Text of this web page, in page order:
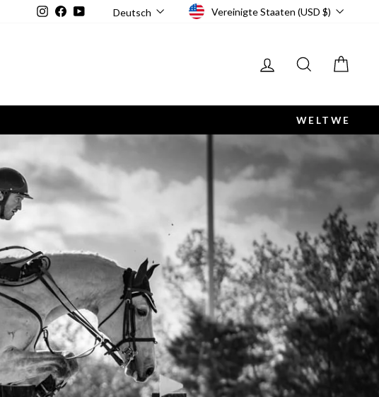
Instagram
Facebook
YouTubeSprache
Deutsch Währung
Vereinigte Staaten (USD $)
EinloggenSuche